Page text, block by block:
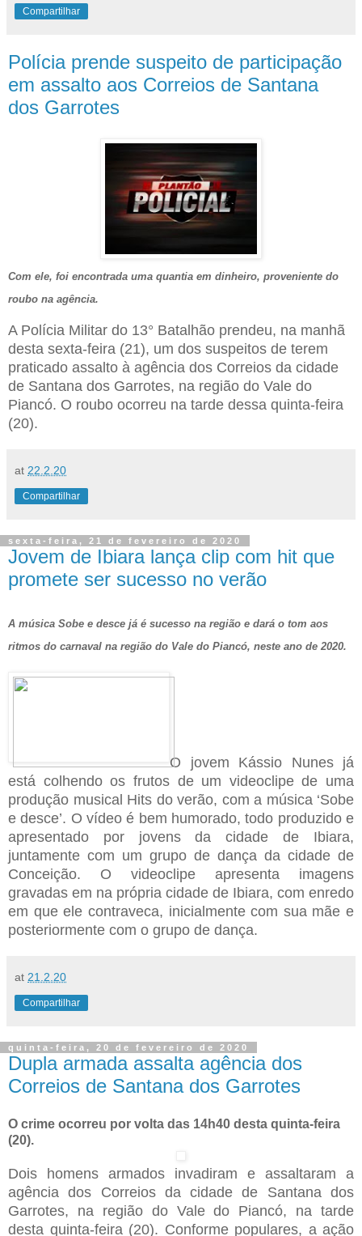
Compartilhar
Polícia prende suspeito de participação
em assalto aos Correios de Santana
dos Garrotes
Com ele, foi encontrada uma quantia em dinheiro, proveniente do
roubo na agência.
A Polícia Militar do 13° Batalhão prendeu, na manhã
desta sexta-feira (21), um dos suspeitos de terem
praticado assalto à agência dos Correios da cidade
de Santana dos Garrotes, na região do Vale do
Piancó. O roubo ocorreu na tarde dessa quinta-feira
(20).
at 22.2.20
Compartilhar
sexta-feira, 21 de fevereiro de 2020
Jovem de Ibiara lança clip com hit que
promete ser sucesso no verão
A música Sobe e desce já é sucesso na região e dará o tom aos
ritmos do carnaval na região do Vale do Piancó, neste ano de 2020.
O jovem Kássio Nunes já
está colhendo os frutos de um videoclipe de uma
produção musical Hits do verão, com a música ‘Sobe
e desce’. O vídeo é bem humorado, todo produzido e
apresentado por jovens da cidade de Ibiara,
juntamente com um grupo de dança da cidade de
Conceição. O videoclipe apresenta imagens
gravadas em na própria cidade de Ibiara, com enredo
em que ele contraveca, inicialmente com sua mãe e
posteriormente com o grupo de dança.
at 21.2.20
Compartilhar
quinta-feira, 20 de fevereiro de 2020
Dupla armada assalta agência dos
Correios de Santana dos Garrotes
O crime ocorreu por volta das 14h40 desta quinta-feira
(20).
Dois homens armados invadiram e assaltaram a
agência dos Correios da cidade de Santana dos
Garrotes, na região do Vale do Piancó, na tarde
desta quinta-feira (20). Conforme populares, a ação